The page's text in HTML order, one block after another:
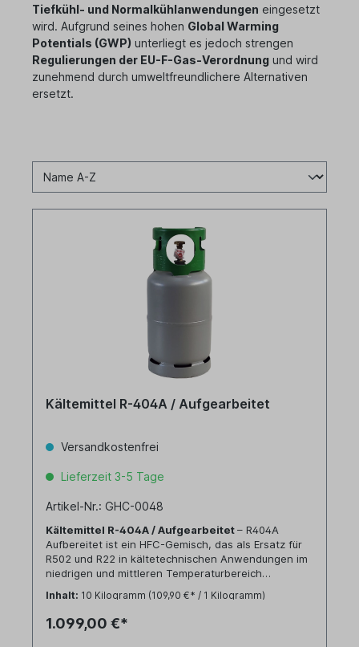
Tiefkühl- und Normalkühlanwendungen eingesetzt
wird. Aufgrund seines hohen Global Warming
Potentials (GWP) unterliegt es jedoch strengen
Regulierungen der EU-F-Gas-Verordnung und wird
zunehmend durch umweltfreundlichere Alternativen
ersetzt.
Kältemittel R-404A / Aufgearbeitet
Versandkostenfrei
Lieferzeit 3-5 Tage
Artikel-Nr.: GHC-0048
Kältemittel R-404A / Aufgearbeitet– R404A
Aufbereitet ist ein HFC-Gemisch, das als Ersatz für
R502 und R22 in kältetechnischen Anwendungen im
niedrigen und mittleren Temperaturbereich
verwendet wird. Das beliebte Kältemittel mit einem
GWP über 2.500 darf auch weiterhin in neuen
Anlagen und in vorhandenen Geräten eingesetzt
werden. Wiedergewonnenes R404A (Reclaim) darf
Inhalt: 10 Kilogramm (109,90 €* / 1 Kilogramm)
1.099,00 €*